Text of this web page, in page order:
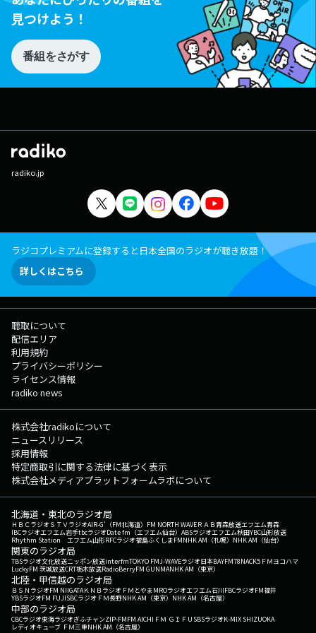
見つけよう！
番組をさがす
radiko.jp
ラジコプレミアムに登録すると日本全国のラジオが聴き放題！
詳しくはこちら
聴取について
配信エリア
利用規約
プライバシーポリシー
ライセンス情報
radiko news
株式会社radikoについて
ニュースリリース
採用情報
特定商取引に関する法律に基づく表示
株式会社メディアプラットフォームラボについて
北海道・東北のラジオ局
ＨＢＣラジオＳＴＶラジオAIR-G'（FM北海道） FM NORTH WAVEＲＡＢ青森放送エフエム青森
IBCラジオエフエム岩手tbcラジオDate fm（エフエム仙台） ABSラジオエフエム秋田YBC山形放送
Rhythm Station エフエム山形RFCラジオ福島ふくしまFMNHK AM（札幌） NHK AM（仙台）
関東のラジオ局
TBSラジオ文化放送ニッポン放送interfmTOKYO FMJ-WAVEラジオ日本BAYFM78NACK5 ＦＭヨコハマ
LuckyFM 茨城放送CRT栃木放送RadioBerryFM GUNMANHK AM（東京）
北陸・甲信越のラジオ局
ＢＳＮラジオFM NIIGATAＫＮＢラジオ ＦＭとやまMROラジオエフエム石川FBCラジオFM福井
YBSラジオFM FUJISBCラジオ ＦＭ長野NHK AM（東京） NHK AM（名古屋）
中部のラジオ局
CBCラジオ東海ラジオぎふチャンZIP-FMFM AICHI ＦＭ ＧＩＦＵ SBSラジオK-MIX SHIZUOKA
レディオキューブ ＦＭ三重NHK AM（名古屋）